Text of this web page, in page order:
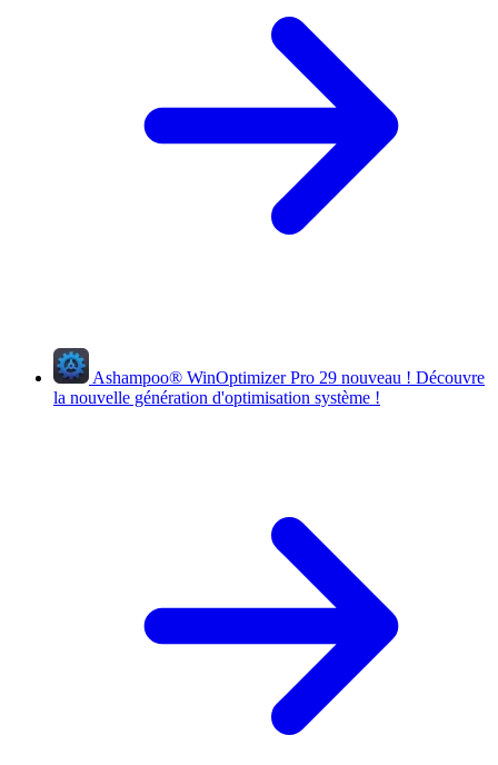
Ashampoo® WinOptimizer Pro 29 nouveau ! Découvre
la nouvelle génération d'optimisation système !